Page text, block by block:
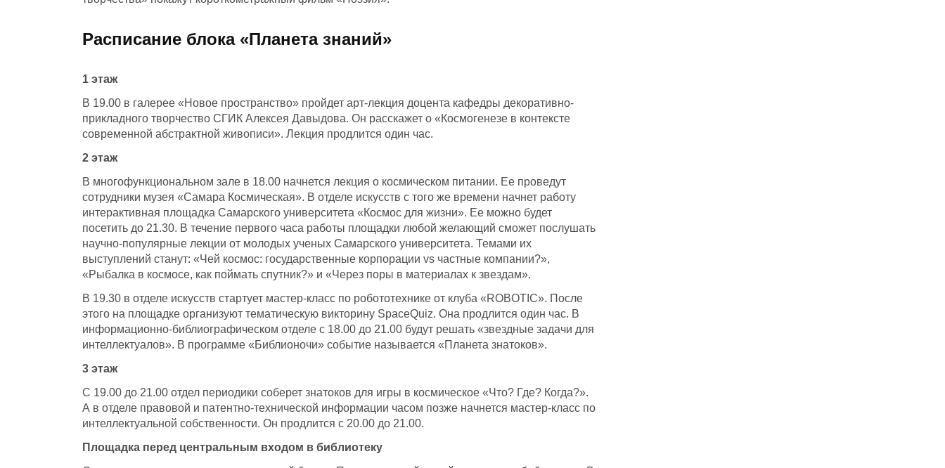
Расписание блока «Планета знаний»
1 этаж
В 19.00 в галерее «Новое пространство» пройдет арт-лекция доцента кафедры декоративно-
прикладного творчество СГИК Алексея Давыдова. Он расскажет о «Космогенезе в контексте
современной абстрактной живописи». Лекция продлится один час.
2 этаж
В многофункциональном зале в 18.00 начнется лекция о космическом питании. Ее проведут
сотрудники музея «Самара Космическая». В отделе искусств с того же времени начнет работу
интерактивная площадка Самарского университета «Космос для жизни». Ее можно будет
посетить до 21.30. В течение первого часа работы площадки любой желающий сможет послушать
научно-популярные лекции от молодых ученых Самарского университета. Темами их
выступлений станут: «Чей космос: государственные корпорации vs частные компании?»,
«Рыбалка в космосе, как поймать спутник?» и «Через поры в материалах к звездам».
В 19.30 в отделе искусств стартует мастер-класс по робототехнике от клуба «ROBOTIC». После
этого на площадке организуют тематическую викторину SpaceQuiz. Она продлится один час. В
информационно-библиографическом отделе с 18.00 до 21.00 будут решать «звездные задачи для
интеллектуалов». В программе «Библионочи» событие называется «Планета знатоков».
3 этаж
С 19.00 до 21.00 отдел периодики соберет знатоков для игры в космическое «Что? Где? Когда?».
А в отделе правовой и патентно-технической информации часом позже начнется мастер-класс по
интеллектуальной собственности. Он продлится с 20.00 до 21.00.
Площадка перед центральным входом в библиотеку